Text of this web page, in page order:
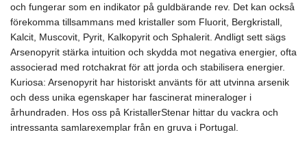
och fungerar som en indikator på guldbärande rev. Det kan också
förekomma tillsammans med kristaller som Fluorit, Bergkristall,
Kalcit, Muscovit, Pyrit, Kalkopyrit och Sphalerit. Andligt sett sägs
Arsenopyrit stärka intuition och skydda mot negativa energier, ofta
associerad med rotchakrat för att jorda och stabilisera energier.
Kuriosa: Arsenopyrit har historiskt använts för att utvinna arsenik
och dess unika egenskaper har fascinerat mineraloger i
århundraden. Hos oss på KristallerStenar hittar du vackra och
intressanta samlarexemplar från en gruva i Portugal.